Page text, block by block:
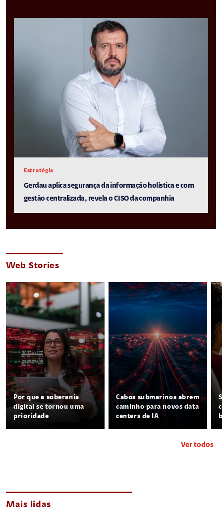
Estratégia
Gerdau aplica segurança da informação holística e com
gestão centralizada, revela o CISO da companhia
Web Stories
Por que a soberania
digital se tornou uma
prioridade
Cabos submarinos abrem
caminho para novos data
centers de IA
Ver todos
Mais lidas